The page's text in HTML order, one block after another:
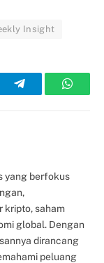
Insight
Telegram
yang berfokus
kripto, saham
global. Dengan
dirancang
peluang